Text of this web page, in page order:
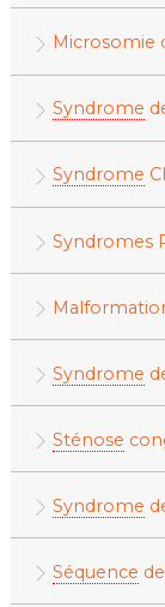
Microsomie
Syndrome
Syndrome
Syndromes
Syndrome
Sténose
Syndrome
Séquence